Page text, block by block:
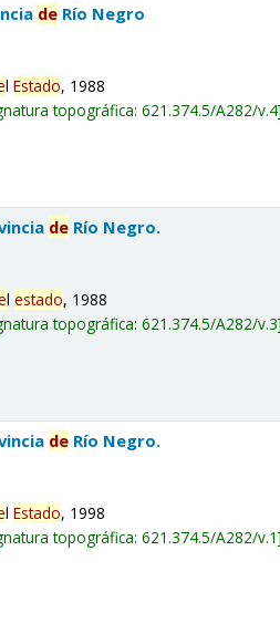
de Río Negro
lEstado, 1988
topográfica:621.374.5/A282/v.4
de Río Negro.
lestado, 1988
topográfica:621.374.5/A282/v.3
de Río Negro.
lEstado, 1998
topográfica:621.374.5/A282/v.1